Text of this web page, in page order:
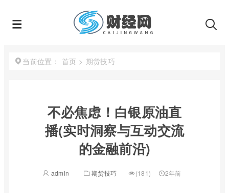
当前位置： 首页 > 期货技巧
不必焦虑！白银原油直
播(实时洞察与互动交流
的金融前沿)
admin 期货技巧 (181) 2年前